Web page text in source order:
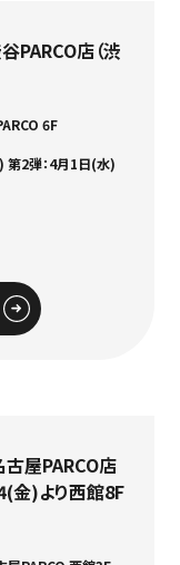
PARCO店（渋
6F
2弾：4月1日(水)
屋PARCO店
金)より西館8F